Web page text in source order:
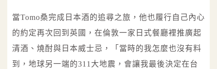
當Tomo桑完成日本酒的追尋之旅，他也履行自己內心
的約定再次回到英國，在倫敦一家日式餐廳裡推廣起
清酒、燒酎與日本威士忌，「當時的我怎麼也沒有料
到，地球另一端的311大地震，會讓我最後決定在台